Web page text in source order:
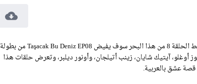
مشاهدة وتحميل مسلسل هذا البحر سوف يفيض الحلقة 8 الثامنة رابط الحلقة 8 من هذا البحر سوف يفيض Taşacak Bu Deniz EP08 من بطولة
أوغلو، آيتيك شايان، زينب أتيلجان، وأونور ديلبر، وتعرض حلقات هذا